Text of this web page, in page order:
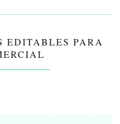
EDITABLES PARA